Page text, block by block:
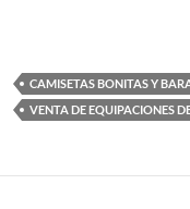
CAMISETAS BONITAS Y
VENTA DE EQUIPACIONES